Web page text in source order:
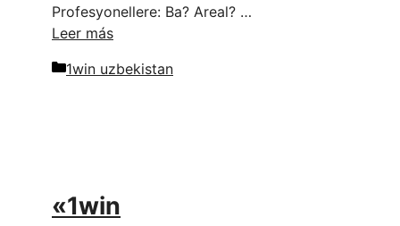
Profesyonellere: Ba? Areal? …
Leer más
Categorías
1win uzbekistan
«1win